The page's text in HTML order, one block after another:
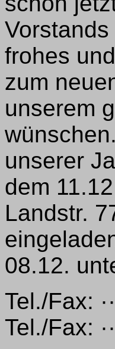
frohes
zum
unserem
unserer
dem
Landstr.
08.12.
Tel./Fax:
Tel./Fax: